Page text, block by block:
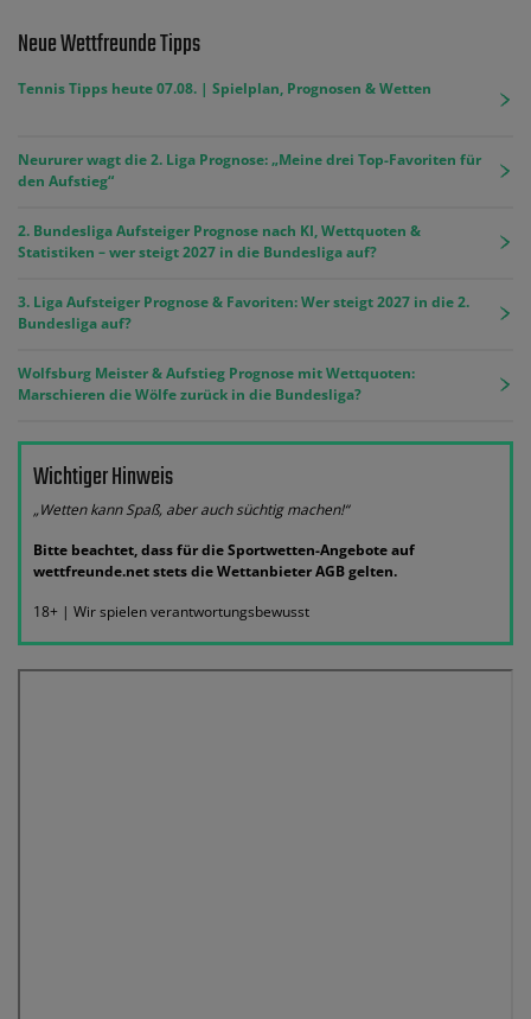
Neue Wettfreunde Tipps
Tennis Tipps heute 07.08. | Spielplan, Prognosen & Wetten
Neururer wagt die 2. Liga Prognose: „Meine drei Top-Favoriten für
den Aufstieg“
2. Bundesliga Aufsteiger Prognose nach KI, Wettquoten &
Statistiken – wer steigt 2027 in die Bundesliga auf?
3. Liga Aufsteiger Prognose & Favoriten: Wer steigt 2027 in die 2.
Bundesliga auf?
Wolfsburg Meister & Aufstieg Prognose mit Wettquoten:
Marschieren die Wölfe zurück in die Bundesliga?
Wichtiger Hinweis
„Wetten kann Spaß, aber auch süchtig machen!“
Bitte beachtet, dass für die Sportwetten-Angebote auf
wettfreunde.net stets die Wettanbieter AGB gelten.
18+ | Wir spielen verantwortungsbewusst